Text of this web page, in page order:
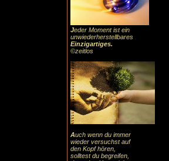
Jeder Moment ist ein
unwiederherstellbares
Einzigartiges.
©zeitlos
Auch wenn du immer
wieder versuchst auf
den Kopf hören,
solltest du begreifen,